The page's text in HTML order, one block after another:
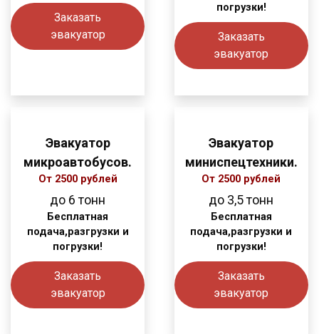
Заказать
эвакуатор
погрузки!
Заказать
эвакуатор
Эвакуатор
микроавтобусов.
От 2500 рублей
до 6 тонн
Бесплатная
подача,разгрузки и
погрузки!
Заказать
эвакуатор
Эвакуатор
миниспецтехники.
От 2500 рублей
до 3,5 тонн
Бесплатная
подача,разгрузки и
погрузки!
Заказать
эвакуатор